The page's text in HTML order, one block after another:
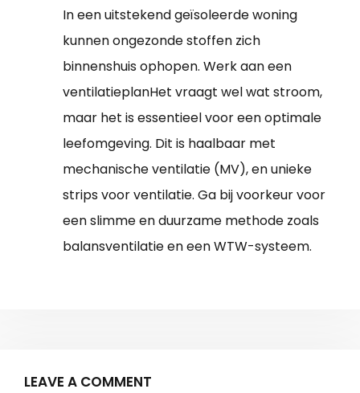
In een uitstekend geïsoleerde woning
kunnen ongezonde stoffen zich
binnenshuis ophopen. Werk aan een
ventilatieplanHet vraagt wel wat stroom,
maar het is essentieel voor een optimale
leefomgeving. Dit is haalbaar met
mechanische ventilatie (MV), en unieke
strips voor ventilatie. Ga bij voorkeur voor
een slimme en duurzame methode zoals
balansventilatie en een WTW-systeem.
LEAVE A COMMENT